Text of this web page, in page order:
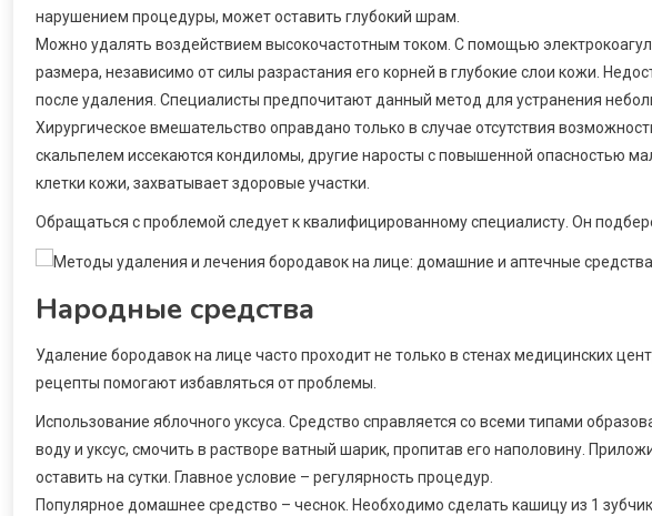
нарушением процедуры, может оставить глубокий шрам.
Можно удалять воздействием высокочастотным током. С помощью
размера, независимо от силы разрастания его корней в глубокие слои кожи.
после удаления. Специалисты предпочитают данный метод для устранения
Хирургическое вмешательство оправдано только в случае отсутствия
скальпелем иссекаются кондиломы, другие наросты с повышенной опасностью
клетки кожи, захватывает здоровые участки.
Обращаться с проблемой следует к квалифицированному специалисту. Он
Народные средства
Удаление бородавок на лице часто проходит не только в стенах медицинских
рецепты помогают избавляться от проблемы.
Использование яблочного уксуса. Средство справляется со всеми типами
воду и уксус, смочить в растворе ватный шарик, пропитав его наполовину.
оставить на сутки. Главное условие – регулярность процедур.
Популярное домашнее средство – чеснок. Необходимо сделать кашицу из 1